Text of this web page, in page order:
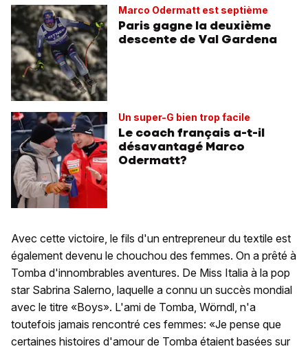
Marco Odermatt est septième
Paris gagne la deuxième
descente de Val Gardena
Un super-G bien trop facile
Le coach français a-t-il
désavantagé Marco
Odermatt?
Avec cette victoire, le fils d'un entrepreneur du textile est
également devenu le chouchou des femmes. On a prêté à
Tomba d'innombrables aventures. De Miss Italia à la pop
star Sabrina Salerno, laquelle a connu un succès mondial
avec le titre «Boys». L'ami de Tomba, Wörndl, n'a
toutefois jamais rencontré ces femmes: «Je pense que
certaines histoires d'amour de Tomba étaient basées sur